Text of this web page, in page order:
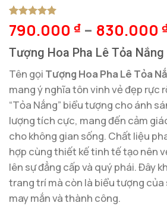
5trên 5
dựa trên
1
790.000 ₫ – 830.000
Tượng Hoa Pha Lê Tỏa
Tên gọi Tượng Hoa Pha Lê Tỏa
mang ý nghĩa tôn vinh vẻ đẹp rực
“Tỏa Nắng” biểu tượng cho ánh
lượng tích cực, mang đến cảm
cho không gian sống. Chất liệu
hợp cùng thiết kế tinh tế tạo nên
lên sự đẳng cấp và quý phái. Đây
trang trí mà còn là biểu tượng của
may mắn và thành công.